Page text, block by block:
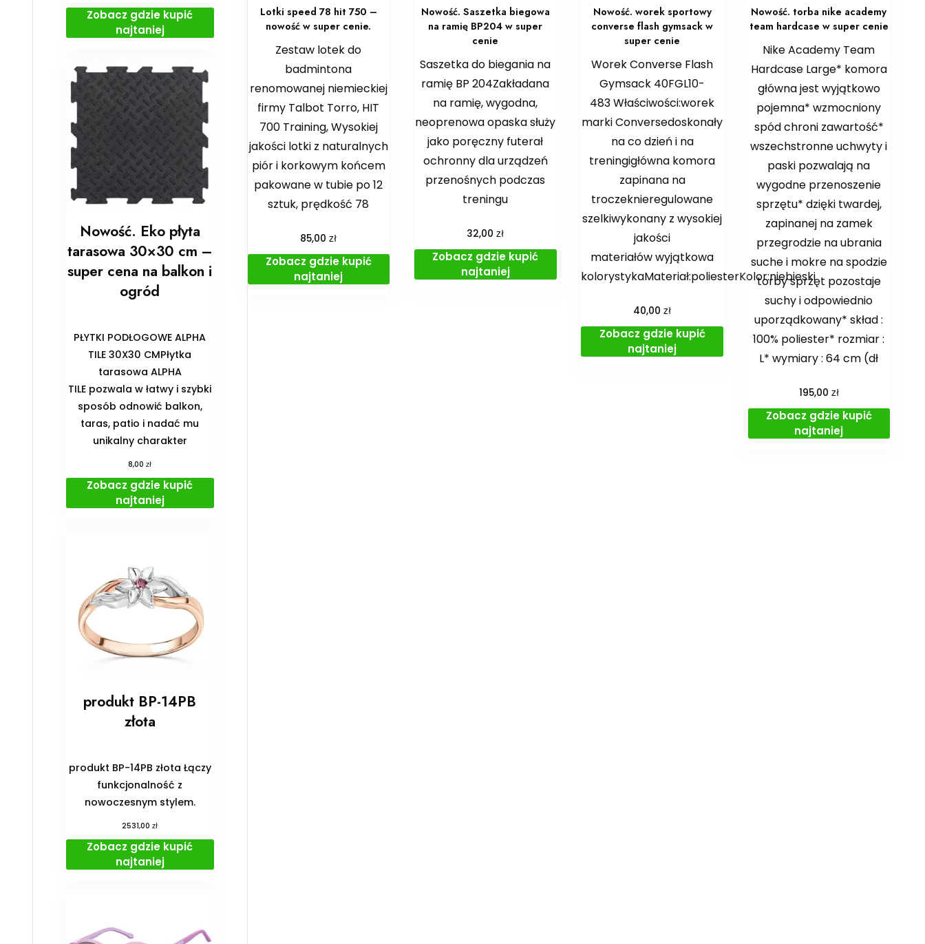
Lotki speed 78 hit 750 –
nowość w super cenie.
Zestaw lotek do
badmintona
renomowanej niemieckiej
firmy Talbot Torro, HIT
700 Training, Wysokiej
jakości lotki z naturalnych
piór i korkowym końcem
pakowane w tubie po 12
sztuk, prędkość 78
85,00zł
Zobacz gdzie kupić
najtaniej
Nowość. Saszetka biegowa
na ramię BP204 w super
cenie
Saszetka do biegania na
ramię BP 204Zakładana
na ramię, wygodna,
neoprenowa opaska służy
jako poręczny futerał
ochronny dla urządzeń
przenośnych podczas
treningu
32,00zł
Zobacz gdzie kupić
najtaniej
Nowość. worek sportowy
converse flash gymsack w
super cenie
Worek Converse Flash
Gymsack 40FGL10-
483 Właściwości:worek
marki Conversedoskonały
na co dzień i na
treningigłówna komora
zapinana na
troczeknieregulowane
szelkiwykonany z wysokiej
jakości
materiałów wyjątkowa
kolorystykaMateriał:poliesterKolor:niebieski
40,00zł
Zobacz gdzie kupić
najtaniej
Nowość. torba nike academy
team hardcase w super cenie
Nike Academy Team
Hardcase Large* komora
główna jest wyjątkowo
pojemna* wzmocniony
spód chroni zawartość*
wszechstronne uchwyty i
paski pozwalają na
wygodne przenoszenie
sprzętu* dzięki twardej,
zapinanej na zamek
przegrodzie na ubrania
suche i mokre na spodzie
torby sprzęt pozostaje
suchy i odpowiednio
uporządkowany* skład :
100% poliester* rozmiar :
L* wymiary : 64 cm (dł
195,00 zł
Zobacz gdzie kupić
najtaniej
Zobacz gdzie kupić
najtaniej
Nowość. Eko płyta
tarasowa 30×30 cm –
super cena na balkon i
ogród
PŁYTKI PODŁOGOWE ALPHA
TILE 30X30 CMPłytka
tarasowa ALPHA
TILE pozwala w łatwy i szybki
sposób odnowić balkon,
taras, patio i nadać mu
unikalny charakter
8,00zł
Zobacz gdzie kupić
najtaniej
produkt BP-14PB
złota
produkt BP-14PB złota Łączy
funkcjonalność z
nowoczesnym stylem.
2531,00zł
Zobacz gdzie kupić
najtaniej